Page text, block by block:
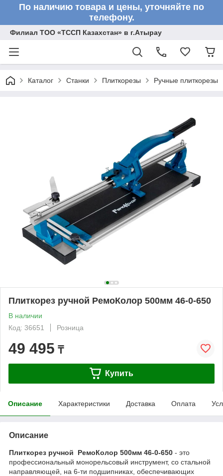
По наличию товара и цены, уточняйте по
телефону.
Филиал ТОО «ТССП Казахстан» в г.Атырау
Каталог Станки Плиткорезы Ручные плиткорезы
Плиткорез ручной РемоКолор 500мм 46-0-650
В наличии
Код: 36651
Розница
49 495 ₸
Купить
Описание Характеристики Доставка Оплата
Описание
Плиткорез ручной РемоКолор 500мм 46-0-650​ - это
профессиональный монорельсовый инструмент, со стальной
направляющей, на 6-ти подшипниках, обеспечивающих